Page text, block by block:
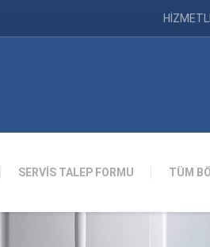
SERVİS TALEP FORMU TÜM